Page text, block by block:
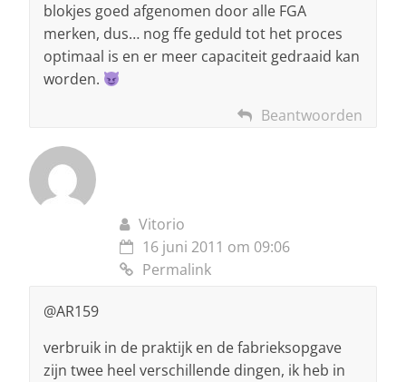
blokjes goed afgenomen door alle FGA
merken, dus… nog ffe geduld tot het proces
optimaal is en er meer capaciteit gedraaid kan
worden.
Beantwoorden
Vitorio
16 juni 2011 om 09:06
Permalink
@AR159
verbruik in de praktijk en de fabrieksopgave
zijn twee heel verschillende dingen, ik heb in